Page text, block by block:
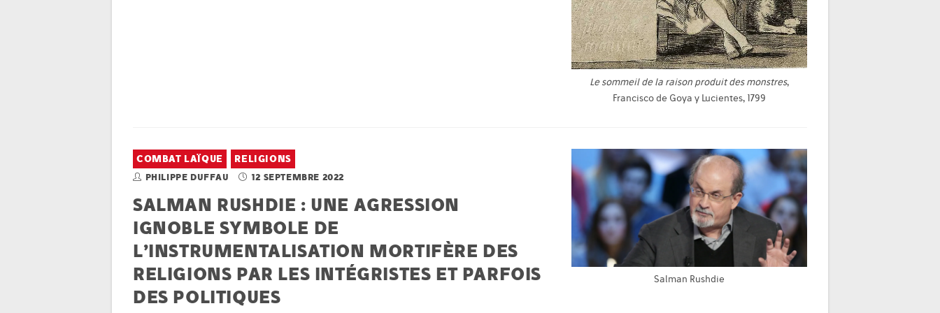
Le sommeil de la raison produit des monstres,
Francisco de Goya y Lucientes, 1799
COMBAT LAÏQUE RELIGIONS
PHILIPPE DUFFAU 12 SEPTEMBRE 2022
SALMAN RUSHDIE : UNE AGRESSION
IGNOBLE SYMBOLE DE
L’INSTRUMENTALISATION MORTIFÈRE DES
RELIGIONS PAR LES INTÉGRISTES ET PARFOIS
DES POLITIQUES
Salman Rushdie